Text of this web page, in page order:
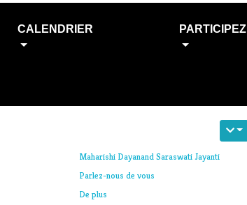
CALENDRIER PARTICIPEZ
Maharishi Dayanand Saraswati Jayanti
Parlez-nous de vous
De plus